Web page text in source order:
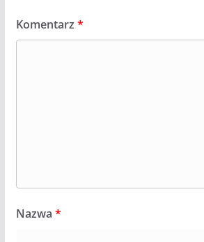
Komentarz *
Nazwa *